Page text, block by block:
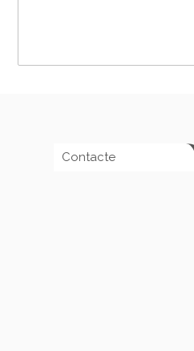
Contacte